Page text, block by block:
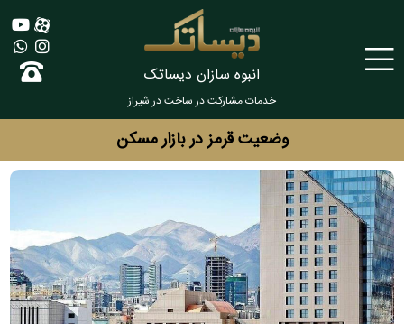
انبوه سازان دیساتک
خدمات مشارکت در ساخت در شیراز
وضعیت قرمز در بازار مسکن